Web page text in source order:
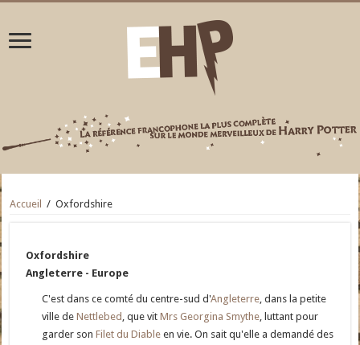
Accueil / Oxfordshire
Oxfordshire
Angleterre - Europe
C'est dans ce comté du centre-sud d'Angleterre, dans la petite
ville deNettlebed , que vitMrs Georgina Smythe, luttant pour
garder sonFilet du Diable en vie. On sait qu'elle a demandé des